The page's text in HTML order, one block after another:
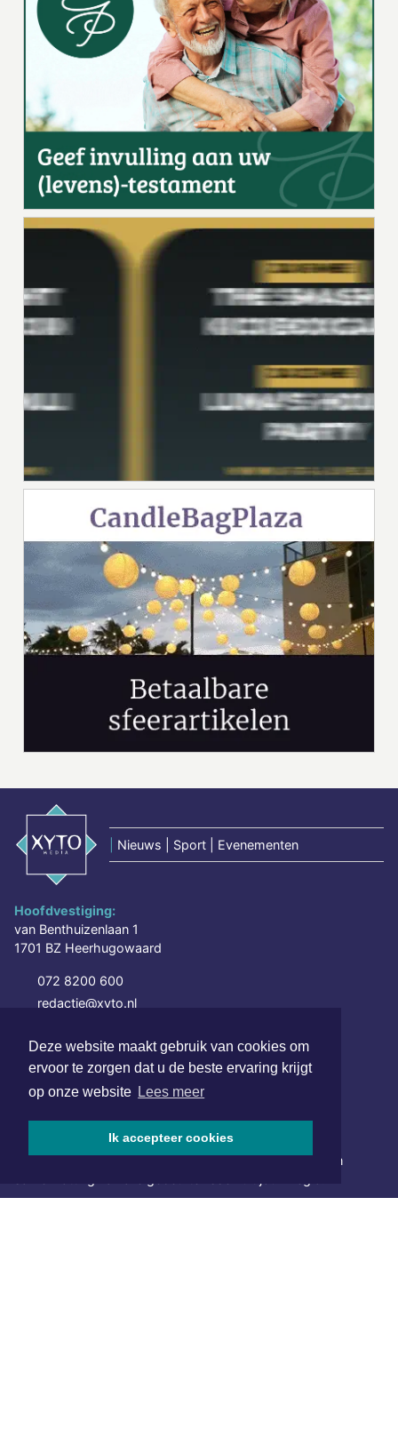
Deze website maakt gebruik van cookies om
ervoor te zorgen dat u de beste ervaring krijgt
op onze website Lees meer
Ik accepteer cookies
Nieuws | Sport | Evenementen
Hoofdvestiging:
van Benthuizenlaan 1
1701 BZ Heerhugowaard
072 8200 600
redactie@xyto.nl
SOCIAL MEDIA
Schrijf je in voor onze nieuwsbrief en krijg wekelijks een